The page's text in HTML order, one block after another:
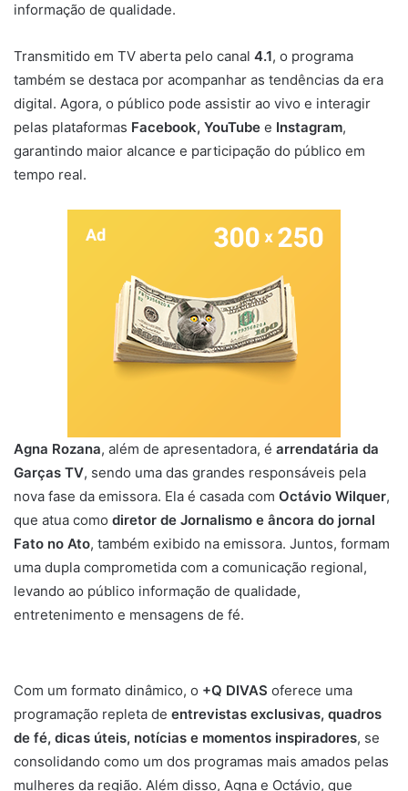
informação de qualidade.
Transmitido em TV aberta pelo canal 4.1, o programa
também se destaca por acompanhar as tendências da era
digital. Agora, o público pode assistir ao vivo e interagir
pelas plataformas Facebook, YouTube e Instagram,
garantindo maior alcance e participação do público em
tempo real.
Agna Rozana, além de apresentadora, é arrendatária da
Garças TV, sendo uma das grandes responsáveis pela
nova fase da emissora. Ela é casada com Octávio Wilquer,
que atua como diretor de Jornalismo e âncora do jornal
Fato no Ato, também exibido na emissora. Juntos, formam
uma dupla comprometida com a comunicação regional,
levando ao público informação de qualidade,
entretenimento e mensagens de fé.
Com um formato dinâmico, o +Q DIVAS oferece uma
programação repleta de entrevistas exclusivas, quadros
de fé, dicas úteis, notícias e momentos inspiradores, se
consolidando como um dos programas mais amados pelas
mulheres da região. Além disso, Agna e Octávio, que